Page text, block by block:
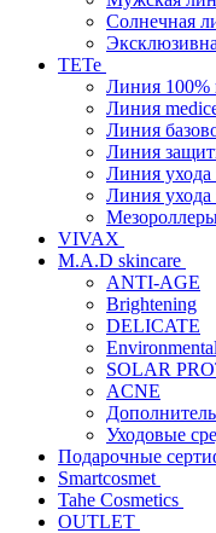
Солнечная
TETe
Линия 100%
Линия
Линия
Линия
Линия ухода
Линия ухода
VIVAX
M.A.D skincare
ANTI-AGE
Brightening
DELICATE
SOLAR
АCNE
Уходовые
Подарочные
Smartcosmet
Tahe Cosmetics
OUTLET